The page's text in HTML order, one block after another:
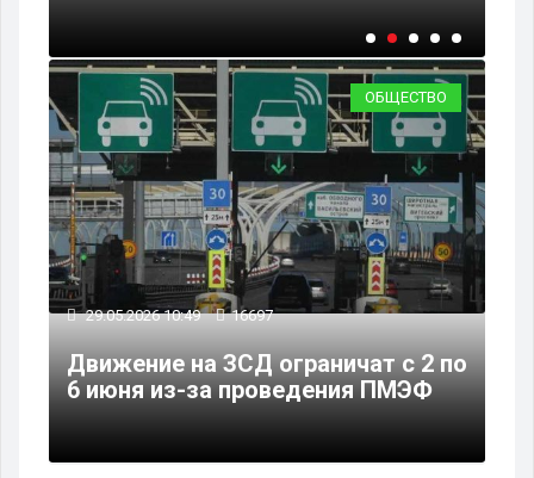
ОБЩЕСТВО
29.05.2026 10:49 16697
Движение на ЗСД ограничат с 2 по
6 июня из-за проведения ПМЭФ